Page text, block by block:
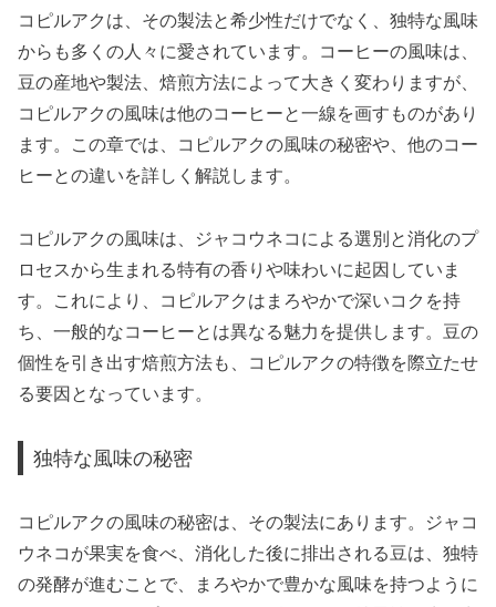
コピルアクは、その製法と希少性だけでなく、独特な風味
からも多くの人々に愛されています。コーヒーの風味は、
豆の産地や製法、焙煎方法によって大きく変わりますが、
コピルアクの風味は他のコーヒーと一線を画すものがあり
ます。この章では、コピルアクの風味の秘密や、他のコー
ヒーとの違いを詳しく解説します。
コピルアクの風味は、ジャコウネコによる選別と消化のプ
ロセスから生まれる特有の香りや味わいに起因していま
す。これにより、コピルアクはまろやかで深いコクを持
ち、一般的なコーヒーとは異なる魅力を提供します。豆の
個性を引き出す焙煎方法も、コピルアクの特徴を際立たせ
る要因となっています。
独特な風味の秘密
コピルアクの風味の秘密は、その製法にあります。ジャコ
ウネコが果実を食べ、消化した後に排出される豆は、独特
の発酵が進むことで、まろやかで豊かな風味を持つように